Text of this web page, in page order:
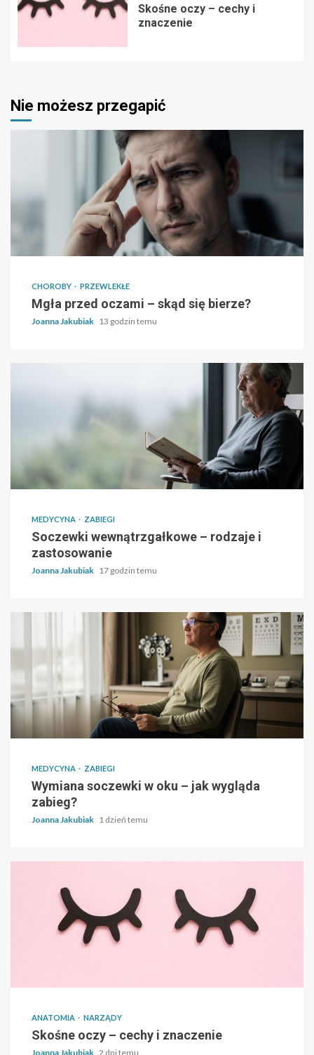
Skośne oczy – cechy i
znaczenie
Nie możesz przegapić
CHOROBY PRZEWLEKŁE
Mgła przed oczami – skąd się bierze?
Joanna Jakubiak 13 godzin temu
MEDYCYNA ZABIEGI
Soczewki wewnątrzgałkowe – rodzaje i
zastosowanie
Joanna Jakubiak 17 godzin temu
MEDYCYNA ZABIEGI
Wymiana soczewki w oku – jak wygląda
zabieg?
Joanna Jakubiak 1 dzień temu
ANATOMIA NARZĄDY
Skośne oczy – cechy i znaczenie
Joanna Jakubiak 2 dni temu